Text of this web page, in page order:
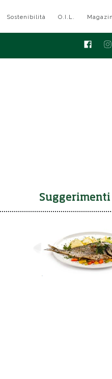
Sostenibilità O.I.L.